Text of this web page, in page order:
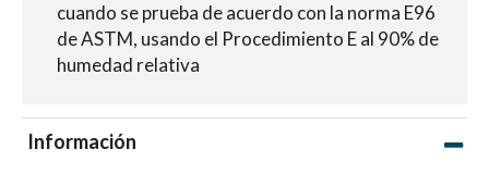
cuando se prueba de acuerdo con la norma E96
de ASTM, usando el Procedimiento E al 90% de
humedad relativa
Información